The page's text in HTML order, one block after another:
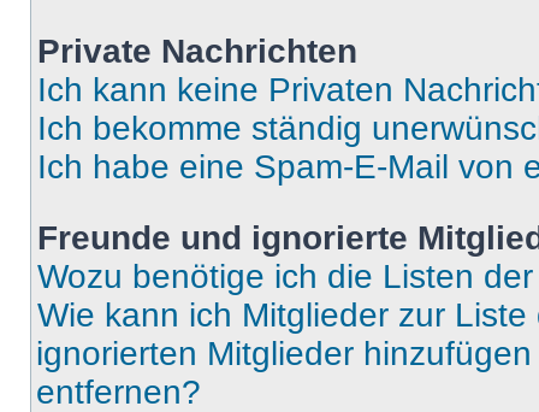
Private Nachrichten
Ich kann keine Privaten
Ich bekomme ständig
Ich habe eine Spam-E-Mail von
Freunde und ignorierte
Wozu benötige ich die Listen
Wie kann ich Mitglieder zur
ignorierten Mitglieder
entfernen?